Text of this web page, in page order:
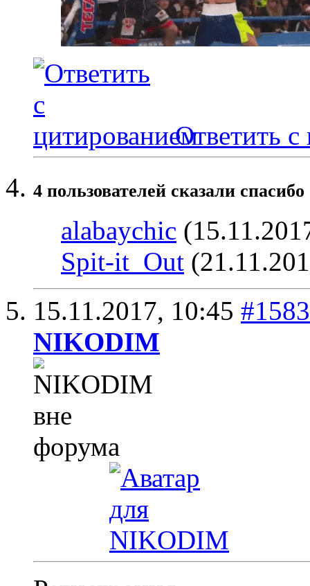
Ответить с
4 пользователей сказали
alabaychic
Spit-it_Out
15.11.2017, 10:45 #1583
NIKODIM